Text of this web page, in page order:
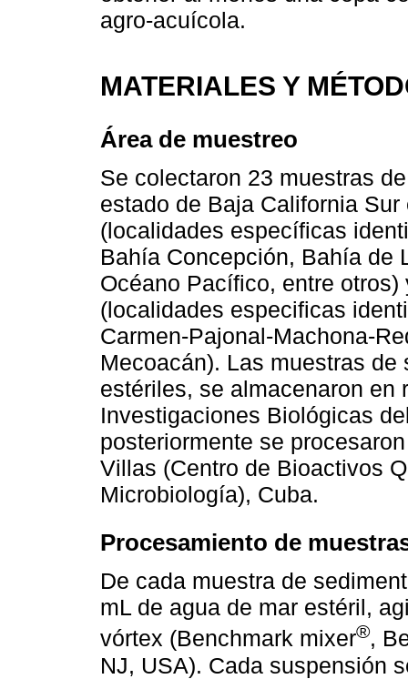
agro-acuícola.
MATERIALES Y
Área de muestreo
Se colectaron 23 muestras
estado de Baja California
(localidades específicas
Bahía Concepción, Bahía de
Océano Pacífico, entre
(localidades especificas
Carmen-Pajonal-Machona-
Mecoacán). Las muestras
estériles, se almacenaron en
Investigaciones Biológicas
posteriormente se
Villas (Centro de Bioactivos
Microbiología), Cuba.
Procesamiento de
De cada muestra de
mL de agua de mar estéril,
vórtex (Benchmark mixer®,
NJ, USA). Cada suspensión